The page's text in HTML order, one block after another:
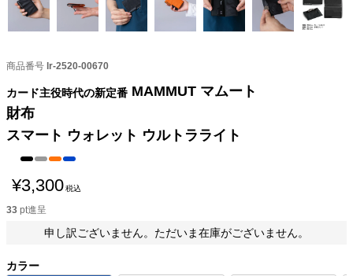
商品番号 lr-2520-00670
カード主役時代の新定番 MAMMUT マムート
財布
スマート ウォレット ウルトラライト
¥3,300税込
33 pt進呈
申し訳ございません。ただいま在庫がございません。
カラー